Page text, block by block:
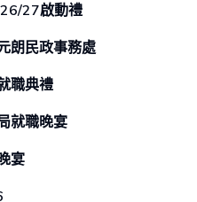
27啟動禮
朗民政事務處
職典禮
就職晚宴
宴